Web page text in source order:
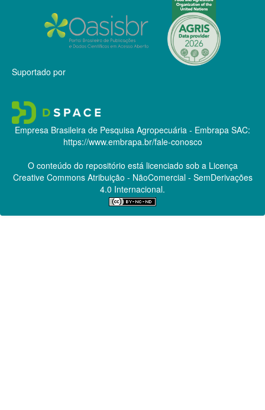
Suportado por
Empresa Brasileira de Pesquisa Agropecuária - Embrapa SAC:
https://www.embrapa.br/fale-conosco
O conteúdo do repositório está licenciado sob a Licença
Creative CommonsAtribuição - NãoComercial - SemDerivações
4.0 Internacional.